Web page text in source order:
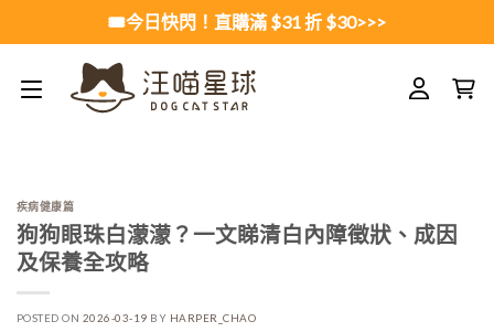
🎟️今日快閃！直購滿 $31 折 $30>>>
疾病健康篇
狗狗眼珠白濛濛？一文睇清白內障徵狀、成因
及保養全攻略
POSTED ON 2026-03-19 BY HARPER_CHAO